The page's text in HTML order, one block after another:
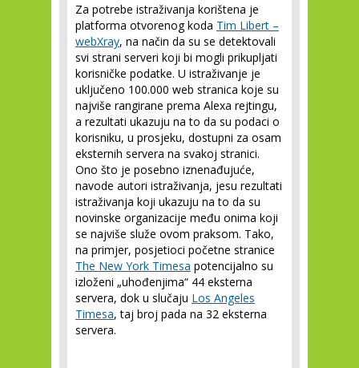
Za potrebe istraživanja korištena je
platforma otvorenog koda Tim Libert –
webXray, na način da su se detektovali
svi strani serveri koji bi mogli prikupljati
korisničke podatke. U istraživanje je
uključeno 100.000 web stranica koje su
najviše rangirane prema Alexa rejtingu,
a rezultati ukazuju na to da su podaci o
korisniku, u prosjeku, dostupni za osam
eksternih servera na svakoj stranici.
Ono što je posebno iznenađujuće,
navode autori istraživanja, jesu rezultati
istraživanja koji ukazuju na to da su
novinske organizacije među onima koji
se najviše služe ovom praksom. Tako,
na primjer, posjetioci početne stranice
The New York Timesa potencijalno su
izloženi „uhođenjima“ 44 eksterna
servera, dok u slučaju Los Angeles
Timesa, taj broj pada na 32 eksterna
servera.